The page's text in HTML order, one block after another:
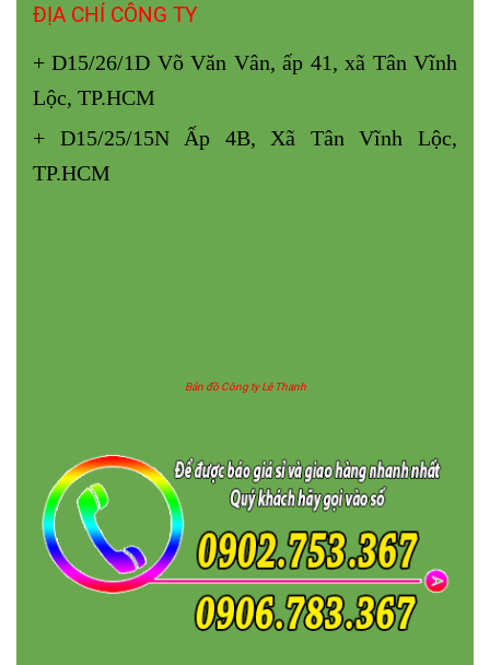
ĐỊA CHỈ CÔNG TY
+ D15/26/1D Võ Văn Vân, ấp 41, xã Tân Vĩnh
Lộc, TP.HCM
+ D15/25/15N Ấp 4B, Xã Tân Vĩnh Lộc,
TP.HCM
Bản đồ Công ty Lê Thanh